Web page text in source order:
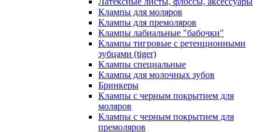
Клампы для моляров
Клампы для премоляров
Клампы лабиальные "бабочки"
Клампы тигровые с ретенционными
зубцами (tiger)
Клампы специальные
Клампы для молочных зубов
Бринкеры
Клампы с черным покрытием для
моляров
Клампы с черным покрытием для
премоляров